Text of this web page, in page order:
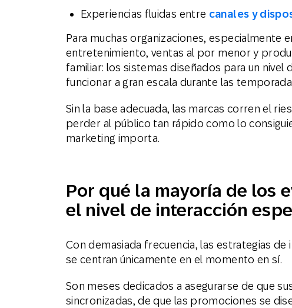
Experiencias fluidas entre canales y
Para muchas organizaciones, especialmente
entretenimiento, ventas al por menor y
familiar: los sistemas diseñados para un
funcionar a gran escala durante las
Sin la base adecuada, las marcas corren el
perder al público tan rápido como lo
marketing importa.
Por qué la mayoría de los
el nivel de interacción
Con demasiada frecuencia, las estrategias
se centran únicamente en el momento en sí.
Son meses dedicados a asegurarse de que
sincronizadas, de que las promociones se